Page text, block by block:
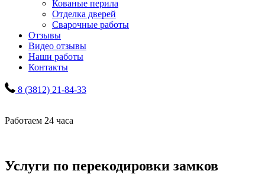
Кованые перила
Отделка дверей
Сварочные работы
Отзывы
Видео отзывы
Наши работы
Контакты
8 (3812) 21-84-33
Работаем 24 часа
Услуги по перекодировки замков